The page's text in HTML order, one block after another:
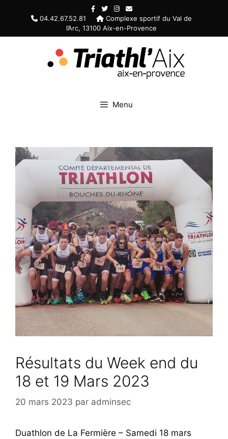
04.42.67.52.81
Complexe sportif du Val de
l’Arc, 13100 Aix-en-Provence
Menu
Résultats du Week end du
18 et 19 Mars 2023
20 mars 2023 par adminsec
Duathlon de La Fermière – Samedi 18 mars